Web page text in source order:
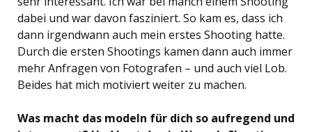
dabei und war davon fasziniert. So kam es, dass ich
dann irgendwann auch mein erstes Shooting hatte.
Durch die ersten Shootings kamen dann auch immer
mehr Anfragen von Fotografen – und auch viel Lob.
Beides hat mich motiviert weiter zu machen.
Was macht das modeln für dich so aufregend und